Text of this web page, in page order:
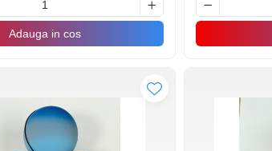
Adauga in cos